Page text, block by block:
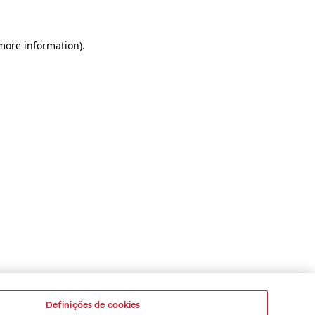
information).
Definições de cookies